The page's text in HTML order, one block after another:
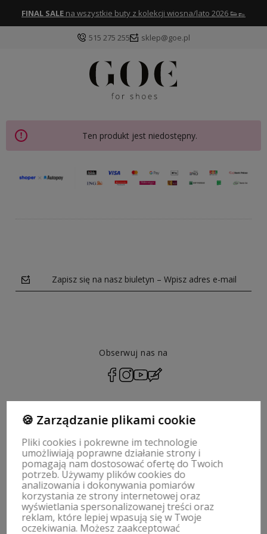
FINAL SALE na wszystkie buty z kolekcji wiosna/lato 2026 👟👞
515 275 255 sklep@goe.pl
Ten produkt jest niedostępny.
Zapisz się na nasz biuletyn – Wpisz adres e-mail
Obserwuj nas na
ZWROTY, WYMIANY | REGULAMIN
MOJE KONTO
PŁATNOŚCI I DOSTAWA
🍪 Zarządzanie plikami cookie
Pliki cookies i pokrewne im technologie
umożliwiają poprawne działanie strony i
pomagają nam dostosować ofertę do Twoich
potrzeb. Używamy plików cookies do
analizowania i dokonywania pomiarów
korzystania ze strony internetowej oraz
wyświetlania spersonalizowanej treści oraz
reklam, które lepiej wpasują się w Twoje
oczekiwania. Możesz zaakceptować